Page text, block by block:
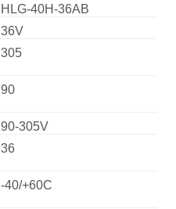
HLG-40H-36AB
36V
305
90
90-305V
36
-40/+60C